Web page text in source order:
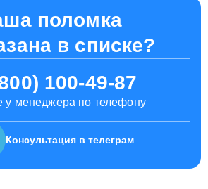
поломка
в списке?
100-49-87
у менеджера по телефону
Консультация в телеграм